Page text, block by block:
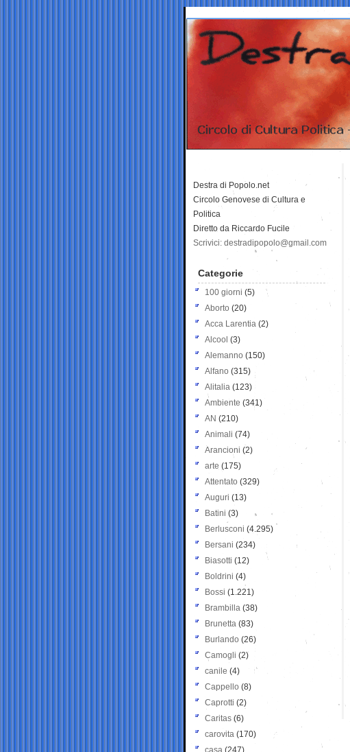
Destra di Popolo.net
Circolo Genovese di Cultura e
Politica
Diretto da Riccardo Fucile
Scrivici: destradipopolo@gmail.com
Categorie
100 giorni (5)
Aborto (20)
Acca Larentia (2)
Alcool (3)
Alemanno (150)
Alfano (315)
Alitalia (123)
Ambiente (341)
AN (210)
Animali (74)
Arancioni (2)
arte (175)
Attentato (329)
Auguri (13)
Batini (3)
Berlusconi (4.295)
Bersani (234)
Biasotti (12)
Boldrini (4)
Bossi (1.221)
Brambilla (38)
Brunetta (83)
Burlando (26)
Camogli (2)
canile (4)
Cappello (8)
Caprotti (2)
Caritas (6)
carovita (170)
casa (247)